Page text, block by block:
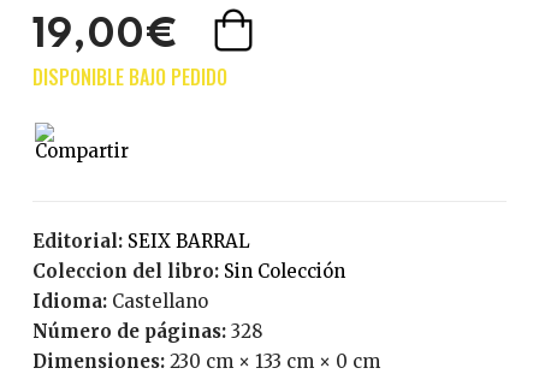
19,00€
Editorial:
SEIX BARRAL
Coleccion del libro:
Sin Colección
Idioma:
Castellano
Número de páginas:
328
Dimensiones: 230 cm × 133 cm × 0 cm